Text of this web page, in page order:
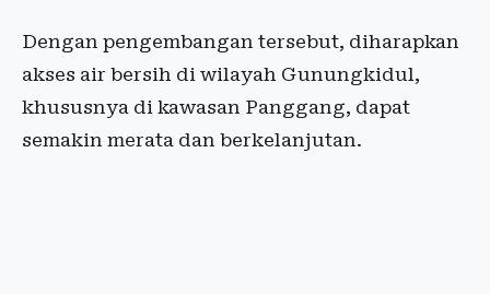
Dengan pengembangan tersebut, diharapkan
akses air bersih di wilayah Gunungkidul,
khususnya di kawasan Panggang, dapat
semakin merata dan berkelanjutan.